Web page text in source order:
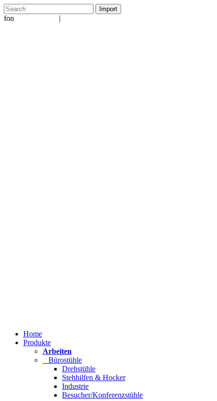
fon |
Home
Produkte
Arbeiten
Bürostühle
Drehstühle
Stehhilfen & Hocker
Industrie
Besucher/Konferenzstühle